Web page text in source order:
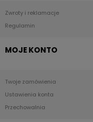
Zwroty i reklamacje
Regulamin
MOJE KONTO
Twoje zamówienia
Ustawienia konta
Przechowalnia